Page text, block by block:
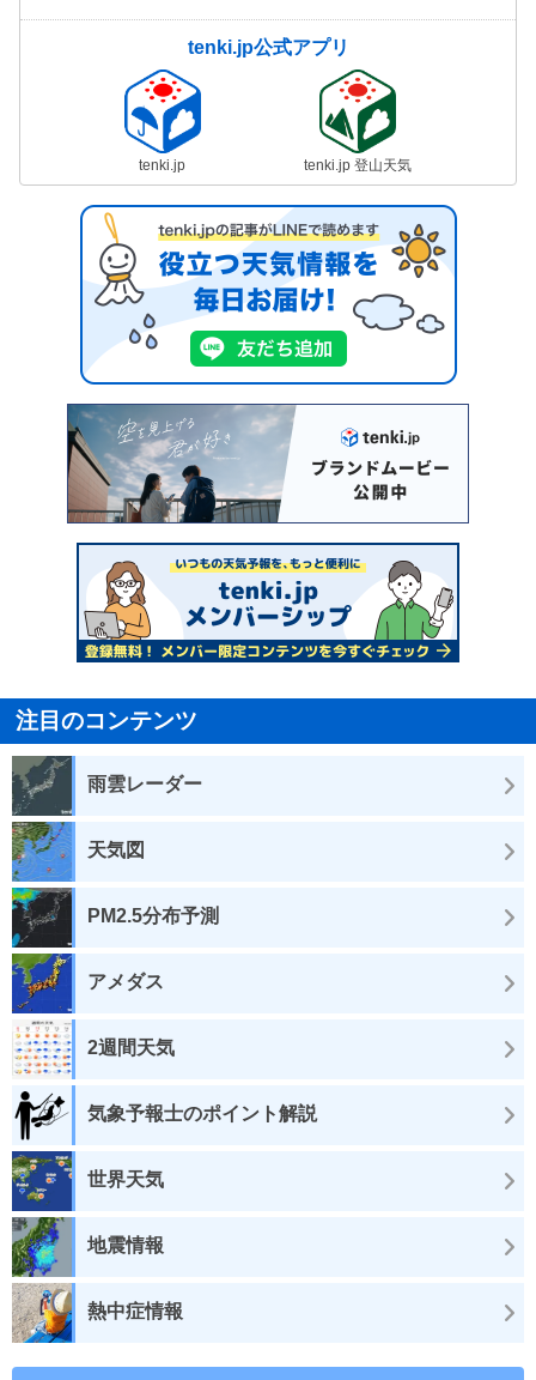
tenki.jp公式アプリ
tenki.jp tenki.jp 登山天気
注目のコンテンツ
雨雲レーダー
天気図
PM2.5分布予測
アメダス
2週間天気
気象予報士のポイント解説
世界天気
地震情報
熱中症情報